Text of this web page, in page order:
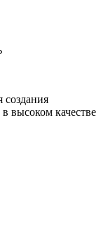
создания
высоком качестве